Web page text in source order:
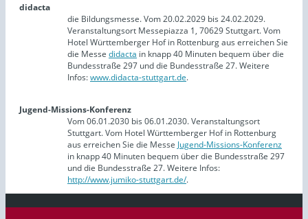
didacta
die Bildungsmesse. Vom 20.02.2029 bis 24.02.2029.
Veranstaltungsort Messepiazza 1, 70629 Stuttgart. Vom
Hotel Württemberger Hof in Rottenburg aus erreichen Sie
die Messe didacta in knapp 40 Minuten bequem über die
Bundesstraße 297 und die Bundesstraße 27. Weitere
Infos:www.didacta-stuttgart.de.
Jugend-Missions-Konferenz
Vom 06.01.2030 bis 06.01.2030. Veranstaltungsort
Stuttgart. Vom Hotel Württemberger Hof in Rottenburg
aus erreichen Sie die Messe Jugend-Missions-Konferenz
in knapp 40 Minuten bequem über die Bundesstraße 297
und die Bundesstraße 27. Weitere Infos:
http://www.jumiko-stuttgart.de/.